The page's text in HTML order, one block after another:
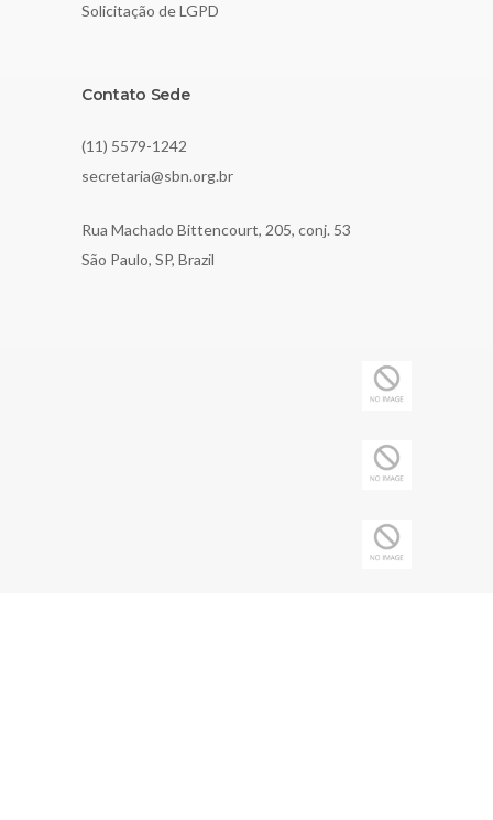
Solicitação de LGPD
Contato Sede
(11) 5579-1242
secretaria@sbn.org.br
Rua Machado Bittencourt, 205, conj. 53
São Paulo, SP, Brazil